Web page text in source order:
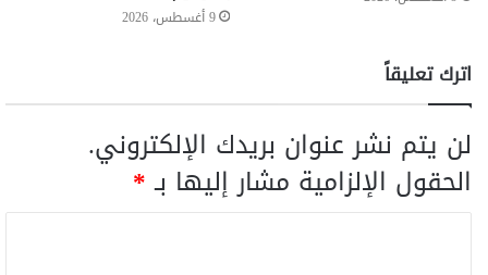
9 أغسطس، 2026
اترك تعليقاً
لن يتم نشر عنوان بريدك الإلكتروني.
الحقول الإلزامية مشار إليها بـ*